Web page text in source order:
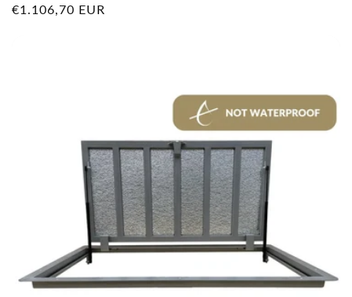
Prix
€1.106,70 EUR